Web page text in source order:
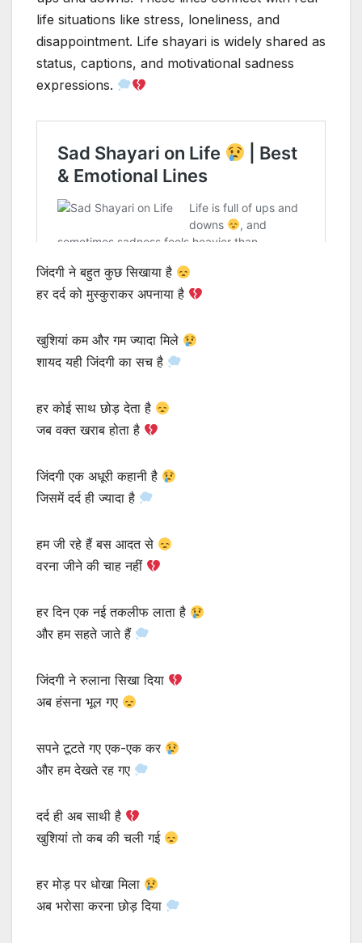
life situations like stress, loneliness, and
disappointment. Life shayari is widely shared as
status, captions, and motivational sadness
expressions.
जिंदगी ने बहुत कुछ सिखाया है
हर दर्द को मुस्कुराकर अपनाया है
खुशियां कम और गम ज्यादा मिले
शायद यही जिंदगी का सच है
हर कोई साथ छोड़ देता है
जब वक्त खराब होता है
जिंदगी एक अधूरी कहानी है
जिसमें दर्द ही ज्यादा है
हम जी रहे हैं बस आदत से
वरना जीने की चाह नहीं
हर दिन एक नई तकलीफ लाता है
और हम सहते जाते हैं
जिंदगी ने रुलाना सिखा दिया
अब हंसना भूल गए
सपने टूटते गए एक-एक कर
और हम देखते रह गए
दर्द ही अब साथी है
खुशियां तो कब की चली गई
हर मोड़ पर धोखा मिला
अब भरोसा करना छोड़ दिया